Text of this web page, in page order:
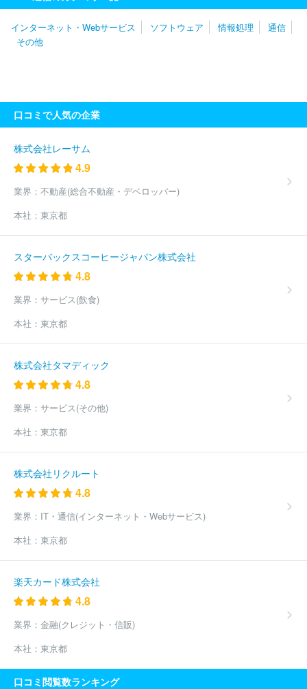
ジネスプロセスデザイン株式会社
伊藤忠テクノソリューションズ株
式会社
社フォーカスシステムズ
株式会社マーブル
株式会社ＪＳＯＬ
株式会社ＢＲＥＸＡ Ｔｅｃｈｎｏｌｏｇｙ
株式会社エル・ティー・エス
アイエックス・ナレッジ株式会社
東京海上日動システムズ株式会社
会社アピリッツ
ス株式会社
日本タタ・コンサルタンシー・サービシズ株式会社
日本IBM株式会社
株式会社構造計画研究所
社
ニッセイ情報テクノロジー株式会社
株式会社セラク
富士通株式会社 株式会社ラック
株式会社テ
株式会社カヤック
ＢＩＰＲＯＧＹ株式会社
会社
みずほリサーチ＆テクノロジーズ株式会社
三菱電機ソフトウエア株式会社
ＮＴＴインテグレーション株式会社
クレスコ
ＮＳＷ株式会社
株式会社アルファシステムズ
株式会社オービック
株式会社キュ
ーブシステム
株式会社システナ
ステムズ株式会社
ロス株式会社
株式会社ピーエスシー
ＮＥＣソリューションイノ
立ソリューションズ・クリエイト
インターネット・Webサービス ソフトウェア 情報処理
通信
その他
口コミで人気の企業
株式会社レーサム
4.9
業界： 不動産(総合不動産・デベロッパー)
本社： 東京都
スターバックスコーヒージャパン株式会社
4.8
業界： サービス(飲食)
本社： 東京都
株式会社タマディック
4.8
業界： サービス(その他)
本社： 東京都
株式会社リクルート
4.8
業界： IT・通信(インターネット・Webサービス)
本社： 東京都
楽天カード株式会社
4.8
業界： 金融(クレジット・信販)
本社： 東京都
口コミ閲覧数ランキング